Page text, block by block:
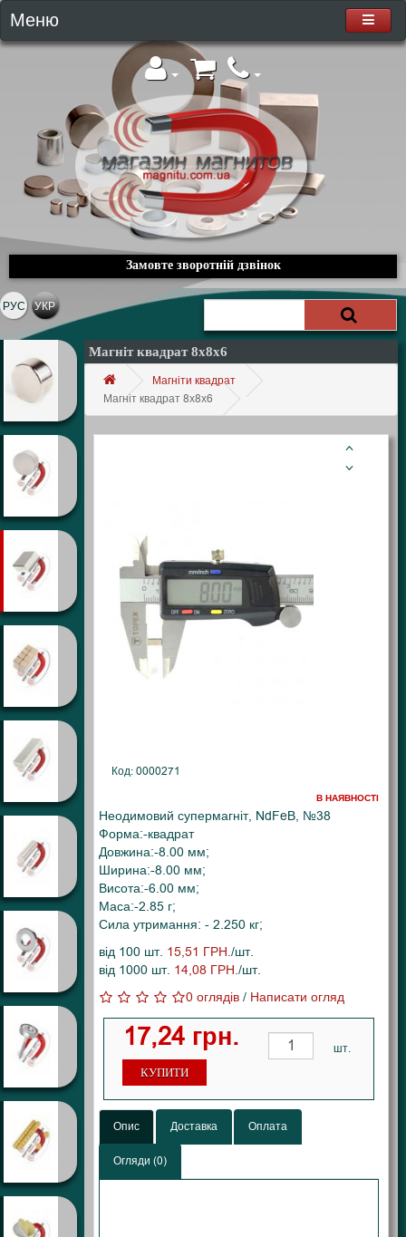
Меню
Замовте зворотній дзвінок
РУС УКР
Магніт квадрат 8х8х6
Магніти квадрат
Магніт квадрат 8х8х6
Код: 0000271
В НАЯВНОСТІ
Неодимовий супермагніт, NdFeB, №38
Форма:-квадрат
Довжина:-8.00 мм;
Ширина:-8.00 мм;
Висота:-6.00 мм;
Маса:-2.85 г;
Сила утримання: - 2.250 кг;
від 100 шт. 15,51 ГРН./шт.
від 1000 шт. 14,08 ГРН./шт.
0 оглядів / Написати огляд
17,24 грн. шт.
КУПИТИ
Опис Доставка Оплата
Огляди (0)